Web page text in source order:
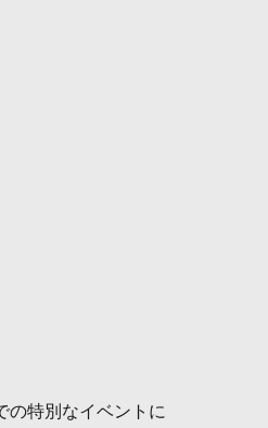
の特別なイベントに